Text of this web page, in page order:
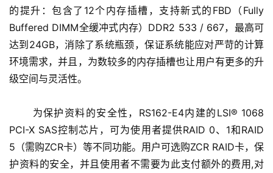
的提升：包含了12个内存插槽，支持新式的FBD（Fully
Buffered DIMM全缓冲式内存）DDR2 533 / 667，最高可
达到24GB，消除了系统瓶颈，保证系统能应对严苛的计算
环境需求，并且，为数较多的内存插槽也让用户有更多的升
级空间与灵活性。
为保护资料的安全性，RS162-E4内建的LSI® 1068
PCI-X SAS控制芯片，可为使用者提供RAID 0、1和RAID
5（需购ZCR卡）等不同功能。用户可选购ZCR RAID卡，保
护资料的安全，并且使用者不需要为此支付额外的费用,对